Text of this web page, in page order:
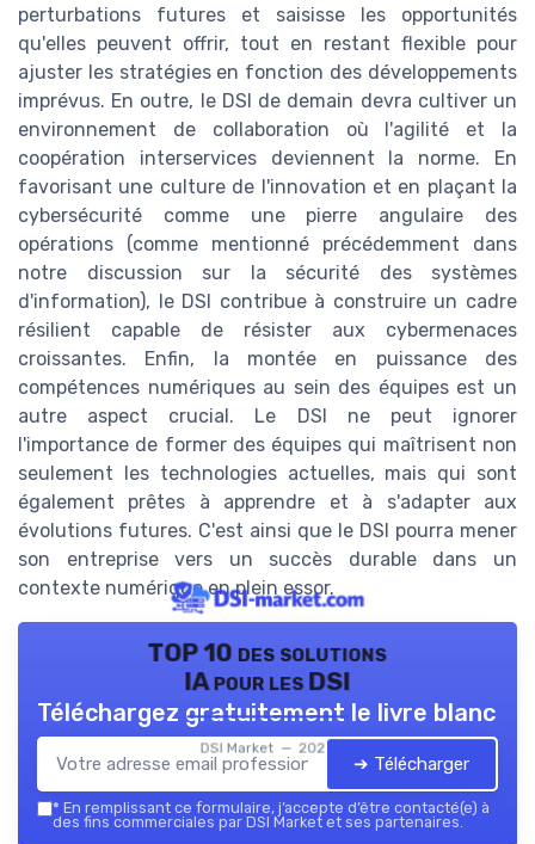
perturbations futures et saisisse les opportunités
qu'elles peuvent offrir, tout en restant flexible pour
ajuster les stratégies en fonction des développements
imprévus. En outre, le DSI de demain devra cultiver un
environnement de collaboration où l'agilité et la
coopération interservices deviennent la norme. En
favorisant une culture de l'innovation et en plaçant la
cybersécurité comme une pierre angulaire des
opérations (comme mentionné précédemment dans
notre discussion sur la sécurité des systèmes
d'information), le DSI contribue à construire un cadre
résilient capable de résister aux cybermenaces
croissantes. Enfin, la montée en puissance des
compétences numériques au sein des équipes est un
autre aspect crucial. Le DSI ne peut ignorer
l'importance de former des équipes qui maîtrisent non
seulement les technologies actuelles, mais qui sont
également prêtes à apprendre et à s'adapter aux
évolutions futures. C'est ainsi que le DSI pourra mener
son entreprise vers un succès durable dans un
contexte numérique en plein essor.
TOP 10 des solutions
IA pour les DSI
DSI Market — 2026
Téléchargez gratuitement le livre blanc
➔ Télécharger
* En remplissant ce formulaire, j’accepte d’être contacté(e) à
des fins commerciales par DSI Market et ses partenaires.